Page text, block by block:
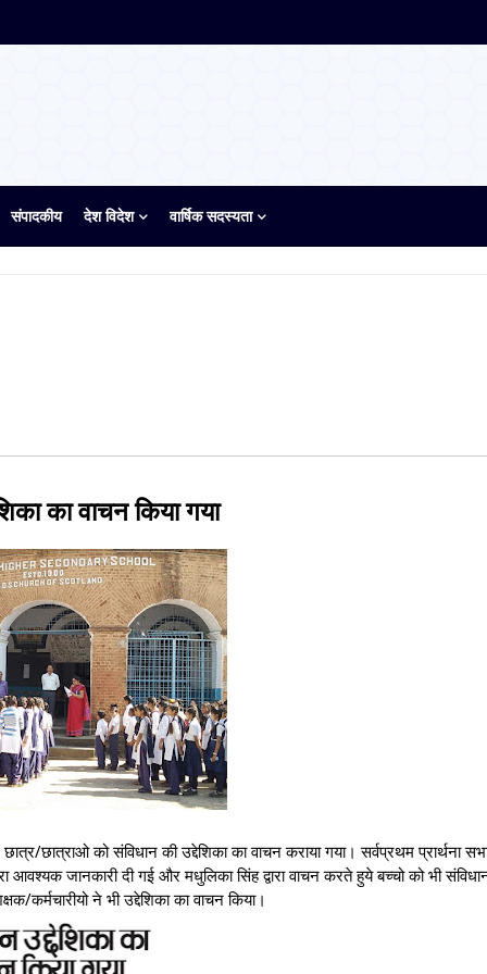
संपादकीय देश विदेश वार्षिक सदस्यता
का वाचन किया गया
छात्राओ को संविधान की उद्देशिका का वाचन कराया गया। सर्वप्रथम प्रार्थना
आवश्यक जानकारी दी गई और मधुलिका सिंह द्वारा वाचन करते हुये बच्चो को भी
ने भी उद्देशिका का वाचन किया।